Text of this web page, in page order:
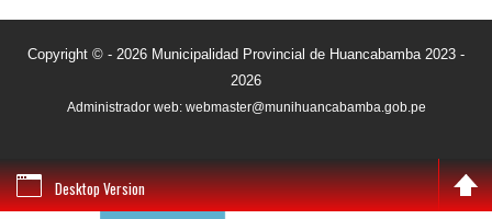
Copyright © - 2026 Municipalidad Provincial de Huancabamba 2023 -
2026
Administrador web: webmaster@munihuancabamba.gob.pe
Desktop Version